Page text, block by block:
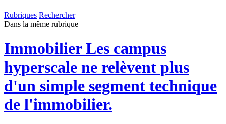
Rubriques Rechercher
Dans la même rubrique
ImmobilierLes campus
hyperscale ne relèvent plus
d'un simple segment technique
de l'immobilier.